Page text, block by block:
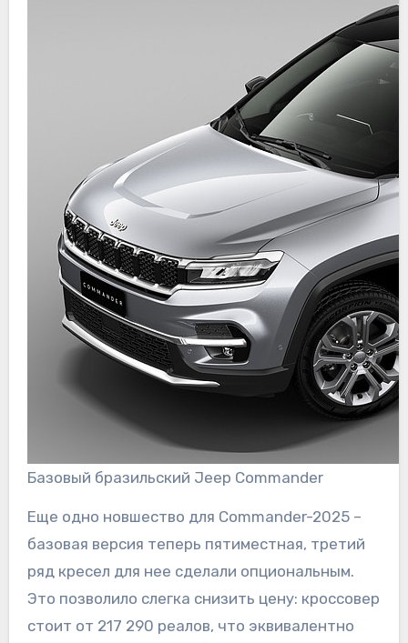
Базовый бразильский Jeep Commander
Еще одно новшество для Commander-2025 –
базовая версия теперь пятиместная, третий
ряд кресел для нее сделали опциональным.
Это позволило слегка снизить цену: кроссовер
стоит от 217 290 реалов, что эквивалентно